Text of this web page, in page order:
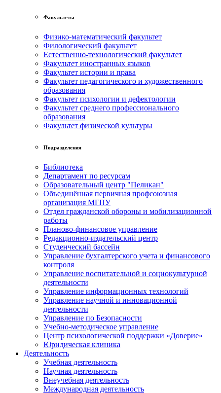
Факультеты
Физико-математический факультет
Филологический факультет
Естественно-технологический факультет
Факультет иностранных языков
Факультет истории и права
Факультет педагогического и художественного
образования
Факультет психологии и дефектологии
Факультет среднего профессионального
образования
Факультет физической культуры
Подразделения
Библиотека
Департамент по ресурсам
Образовательный центр "Пеликан"
Объединённая первичная профсоюзная
организация МГПУ
Отдел гражданской обороны и мобилизационной
работы
Планово-финансовое управление
Редакционно-издательский центр
Студенческий бассейн
Управление бухгалтерского учета и финансового
контроля
Управление воспитательной и социокультурной
деятельности
Управление информационных технологий
Управление научной и инновационной
деятельности
Управление по Безопасности
Учебно-методическое управление
Центр психологической поддержки «Доверие»
Юридическая клиника
Деятельность
Учебная деятельность
Научная деятельность
Внеучебная деятельность
Международная деятельность